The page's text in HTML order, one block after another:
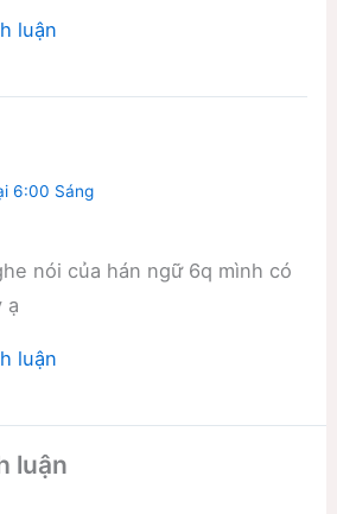
luận
6:00 Sáng
nói của hán ngữ 6q mình có
ạ
luận
luận